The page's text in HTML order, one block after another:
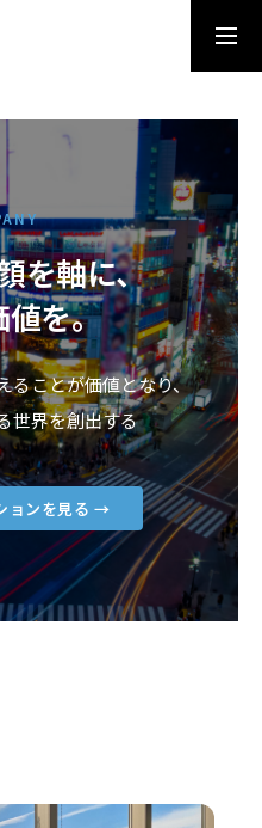
お問い合わせ
を軸に、
値を。
ることが価値となり、
世界を創出する
ョンを見る →